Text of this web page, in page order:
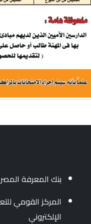
بنك المعرفة
المركز القومي
الإلكتروني